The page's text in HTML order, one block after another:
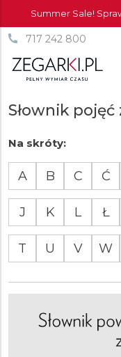
Summer Sale!
717 242 800
Słownik
Na skróty:
A B C Ć
J K L Ł
T U V W